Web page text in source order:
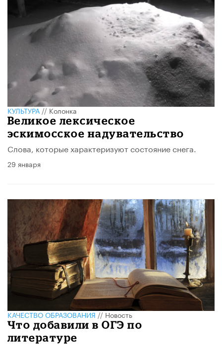
КУЛЬТУРА//Колонка
Великое лексическое
эскимосское надувательство
Слова, которые характеризуют состояние снега.
29 января
КАЧЕСТВО ОБРАЗОВАНИЯ//Новость
Что добавили в ОГЭ по
литературе